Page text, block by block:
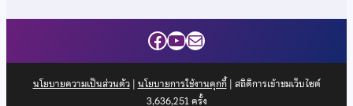
Facebook
YouTube
Mail
นโยบายความเป็นส่วนตัว| นโยบายการใช้งานคุกกี้| สถิติการเข้าชมเว็บไซต์
3,636,251ครั้ง